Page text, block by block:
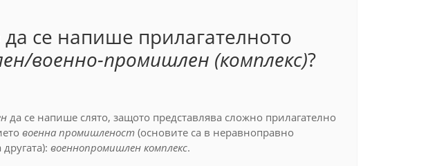
се напише прилагателното
военно-промишлен (комплекс)?
да се напише слято, защото представлява сложно прилагателно
военна промишленост (основите са в неравноправно
военнопромишлен комплекс.